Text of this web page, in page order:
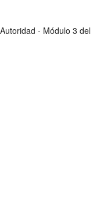
- Módulo 3 del